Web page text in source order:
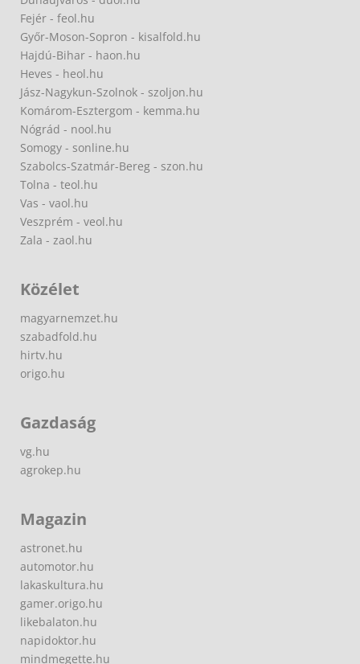
Fejér - feol.hu
Győr-Moson-Sopron - kisalfold.hu
Hajdú-Bihar - haon.hu
Heves - heol.hu
Jász-Nagykun-Szolnok - szoljon.hu
Komárom-Esztergom - kemma.hu
Nógrád - nool.hu
Somogy - sonline.hu
Szabolcs-Szatmár-Bereg - szon.hu
Tolna - teol.hu
Vas - vaol.hu
Veszprém - veol.hu
Zala - zaol.hu
Közélet
magyarnemzet.hu
szabadfold.hu
hirtv.hu
origo.hu
Gazdaság
vg.hu
agrokep.hu
Magazin
astronet.hu
automotor.hu
lakaskultura.hu
gamer.origo.hu
likebalaton.hu
napidoktor.hu
mindmegette.hu